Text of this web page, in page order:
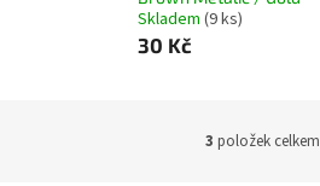
Skladem (9 ks)
30 Kč
3 položek celkem